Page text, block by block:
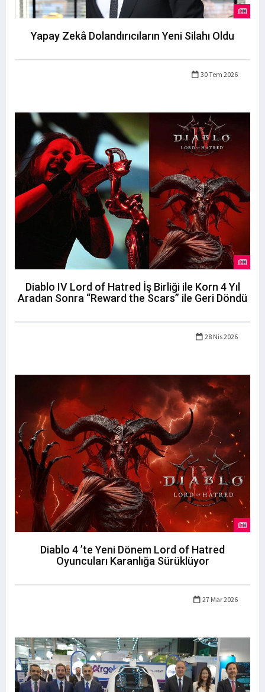
Yapay Zekâ Dolandırıcıların Yeni Silahı Oldu
30 Tem 2026
Diablo IV Lord of Hatred İş Birliği ile Korn 4 Yıl
Aradan Sonra “Reward the Scars” ile Geri Döndü
28 Nis 2026
Diablo 4 ’te Yeni Dönem Lord of Hatred
Oyuncuları Karanlığa Sürüklüyor
27 Mar 2026